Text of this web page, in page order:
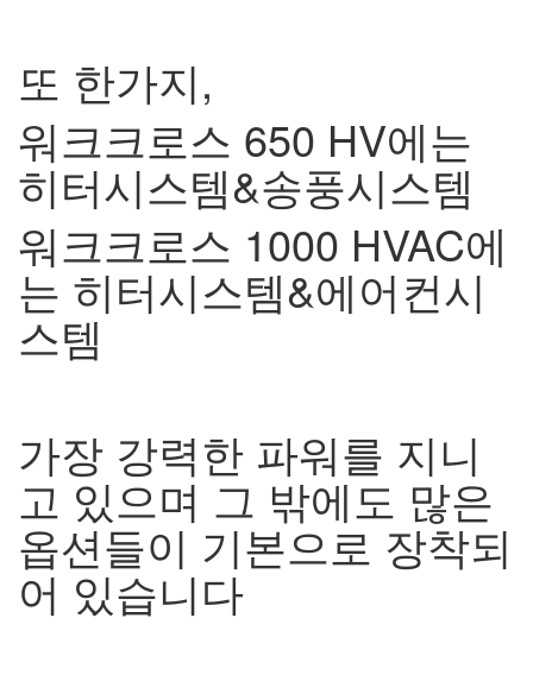
또 한가지,
워크크로스 650 HV에는
히터시스템&송풍시스템
워크크로스 1000 HVAC에
는 히터시스템&에어컨시
스템
가장 강력한 파워를 지니
고 있으며 그 밖에도 많은
옵션들이 기본으로 장착되
어 있습니다